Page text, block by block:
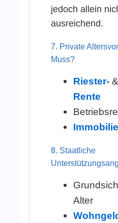
jedoch allein
ausreichend.
7. Private
Muss?
Riester- &
Rente
8. Staatliche
Alter